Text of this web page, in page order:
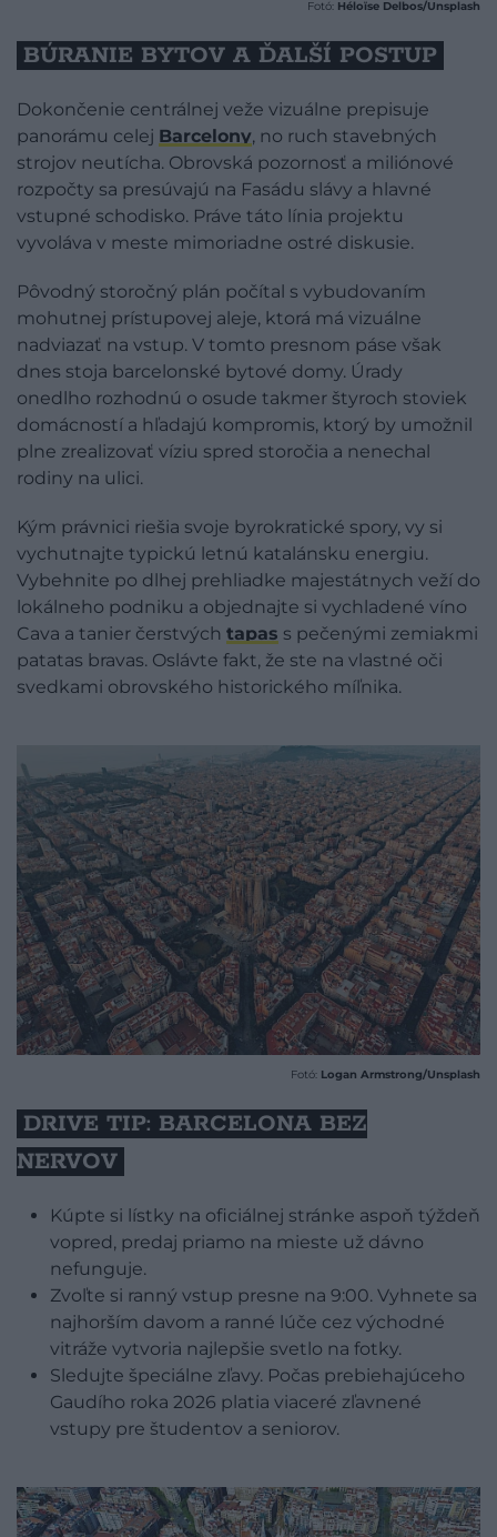
Fotó: Héloïse Delbos/Unsplash
BÚRANIE BYTOV A ĎALŠÍ POSTUP
Dokončenie centrálnej veže vizuálne prepisuje
panorámu celej Barcelony, no ruch stavebných
strojov neutícha. Obrovská pozornosť a miliónové
rozpočty sa presúvajú na Fasádu slávy a hlavné
vstupné schodisko. Práve táto línia projektu
vyvoláva v meste mimoriadne ostré diskusie.
Pôvodný storočný plán počítal s vybudovaním
mohutnej prístupovej aleje, ktorá má vizuálne
nadviazať na vstup. V tomto presnom páse však
dnes stoja barcelonské bytové domy. Úrady
onedlho rozhodnú o osude takmer štyroch stoviek
domácností a hľadajú kompromis, ktorý by umožnil
plne zrealizovať víziu spred storočia a nenechal
rodiny na ulici.
Kým právnici riešia svoje byrokratické spory, vy si
vychutnajte typickú letnú katalánsku energiu.
Vybehnite po dlhej prehliadke majestátnych veží do
lokálneho podniku a objednajte si vychladené víno
Cava a tanier čerstvých tapas s pečenými zemiakmi
patatas bravas. Oslávte fakt, že ste na vlastné oči
svedkami obrovského historického míľnika.
Fotó: Logan Armstrong/Unsplash
DRIVE TIP: BARCELONA BEZ
NERVOV
Kúpte si lístky na oficiálnej stránke aspoň týždeň
vopred, predaj priamo na mieste už dávno
nefunguje.
Zvoľte si ranný vstup presne na 9:00. Vyhnete sa
najhorším davom a ranné lúče cez východné
vitráže vytvoria najlepšie svetlo na fotky.
Sledujte špeciálne zľavy. Počas prebiehajúceho
Gaudího roka 2026 platia viaceré zľavnené
vstupy pre študentov a seniorov.